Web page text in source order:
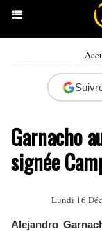
Garnacho
signée
Lundi 16
Alejandro